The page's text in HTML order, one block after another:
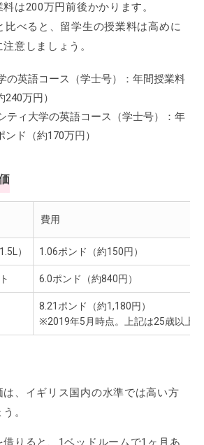
は200万円前後かかります。
比べると、留学生の授業料は高めに
意しましょう。
の英語コース（学士号）：年間授業料
万円）
ティ大学の英語コース（学士号）：年
ド（約170万円）
費用
） 1.06ポンド（約150円）
6.0ポンド（約840円）
8.21ポンド（約1,180円）
※2019年5月時点。上記は25歳以上
、イギリス国内の水準では高い方
。
りると、1ベッドルームで1ヶ月あ